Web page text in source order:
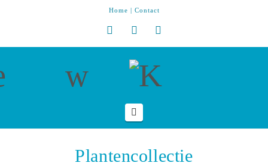
Home | Contact
Plantencollectie